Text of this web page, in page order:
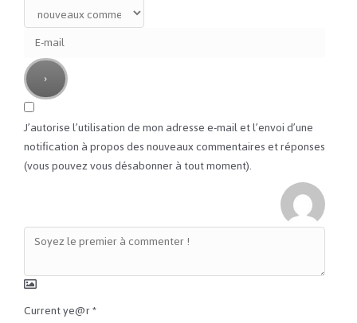
J’autorise l’utilisation de mon adresse e-mail et l’envoi d’une
notification à propos des nouveaux commentaires et réponses
(vous pouvez vous désabonner à tout moment).
Current ye@r*